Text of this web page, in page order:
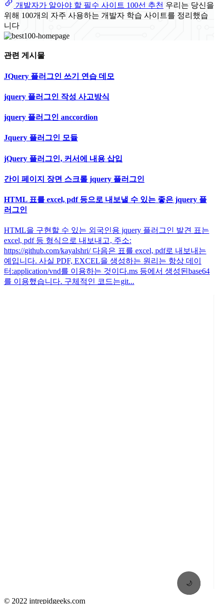
🌙
개발자가 알아야 할 필수 사이트 100선 추천 우리는 당신을
위해 100개의 자주 사용하는 개발자 학습 사이트를 정리했습
니다
관련 게시물
JQuery 플러그인 쓰기 연습 데모
jquery 플러그인 작성 사고방식
jquery 플러그인 anccordion
Jquery 플러그인 모듈
jQuery 플러그인, 커서에 내용 삽입
간이 페이지 장면 스크롤 jquery 플러그인
HTML 표를 excel, pdf 등으로 내보낼 수 있는 좋은 jquery 플
러그인
HTML을 구현할 수 있는 외국인용 jquery 플러그인 발견 표는
excel, pdf 등 형식으로 내보내고, 주소:
https://github.com/kayalshri/ 다음은 표를 excel, pdf로 내보내는
예입니다. 사실 PDF, EXCEL을 생성하는 원리는 항상 데이
터:application/vnd를 이용하는 것이다.ms 등에서 생성된base64
를 이용했습니다. 구체적인 코드는git...
© 2022 intrepidgeeks.com